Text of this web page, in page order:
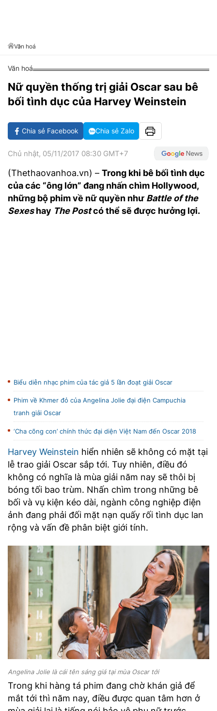
GIẢI TRÍ
CÔNG NGHIỆP VĂN HÓA
X-QUANG TIN ĐỒN
VIẾT LẠI ƯỚC MƠ
PHIM
ÂM NHẠC
KBIZ
DU LỊCH
TIN TỨC
ĐIỂM ĐẾN
ẨM THỰC
TƯ VẤN
THẾ GIỚI SAO
HIGHTECH
TIÊU ĐIỂM - SPOTLIGHT
BẠN CẦN BIẾT
ẢNH
BÁO GIẤY
MẠNG XÃ HỘI
Văn hoá
Văn hoá
Nữ quyền thống trị giải Oscar sau bê
bối tình dục của Harvey Weinstein
Chia sẻ Facebook Chia sẻ Zalo
Chủ nhật, 05/11/2017 08:30 GMT+7
(Thethaovanhoa.vn) – Trong khi bê bối tình dục
của các “ông lớn” đang nhấn chìm Hollywood,
những bộ phim về nữ quyền như Battle of the
Sexeshay The Postcó thể sẽ được hưởng lợi.
Biểu diễn nhạc phim của tác giả 5 lần đoạt giải Oscar
Phim về Khmer đỏ của Angelina Jolie đại điện Campuchia
tranh giải Oscar
‘Cha cõng con’ chính thức đại diện Việt Nam đến Oscar 2018
Harvey Weinstein hiển nhiên sẽ không có mặt tại
lễ trao giải Oscar sắp tới. Tuy nhiên, điều đó
không có nghĩa là mùa giải năm nay sẽ thôi bị
bóng tối bao trùm. Nhấn chìm trong những bê
bối và vụ kiện kéo dài, ngành công nghiệp điện
ảnh đang phải đối mặt nạn quấy rối tình dục lan
rộng và vấn đề phân biệt giới tính.
Angelina Jolie là cái tên sáng giá tại mùa Oscar tới
Trong khi hàng tá phim đang chờ khán giả để
mắt tới thì năm nay, điều được quan tâm hơn ở